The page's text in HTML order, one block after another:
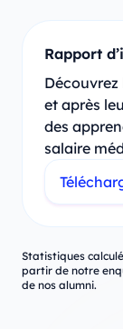
Rapport
et après
des
salaire
Statistiques
partir de notre
de nos alumni.